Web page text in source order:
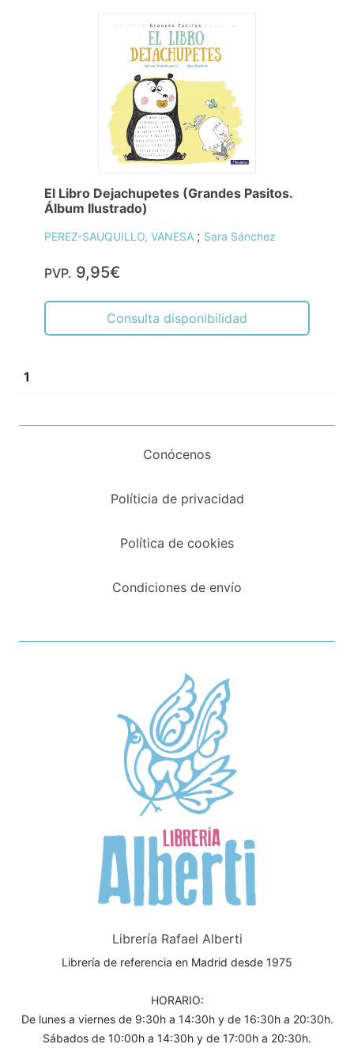
El Libro Dejachupetes (Grandes Pasitos.
Álbum Ilustrado)
PEREZ-SAUQUILLO, VANESA ; Sara Sánchez
PVP. 9,95€
Consulta disponibilidad
1
Conócenos
Políticia de privacidad
Política de cookies
Condiciones de envío
Librería Rafael Alberti
Librería de referencia en Madrid desde 1975
HORARIO:
De lunes a viernes de 9:30h a 14:30h y de 16:30h a 20:30h.
Sábados de 10:00h a 14:30h y de 17:00h a 20:30h.